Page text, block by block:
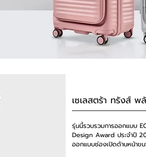
เซเลสตร้า ทรังส์ พ
รุ่นนี้รวบรวมการออกแบบ
Design Award ประจำปี
ออกแบบช่องเปิดด้านหน้าข